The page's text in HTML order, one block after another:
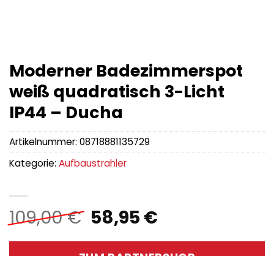
Moderner Badezimmerspot
weiß quadratisch 3-Licht
IP44 – Ducha
109,00€ Ursprünglicher
Preis
58,95 €Aktueller
Artikelnummer: 08718881135729
Kategorie: Aufbaustrahler